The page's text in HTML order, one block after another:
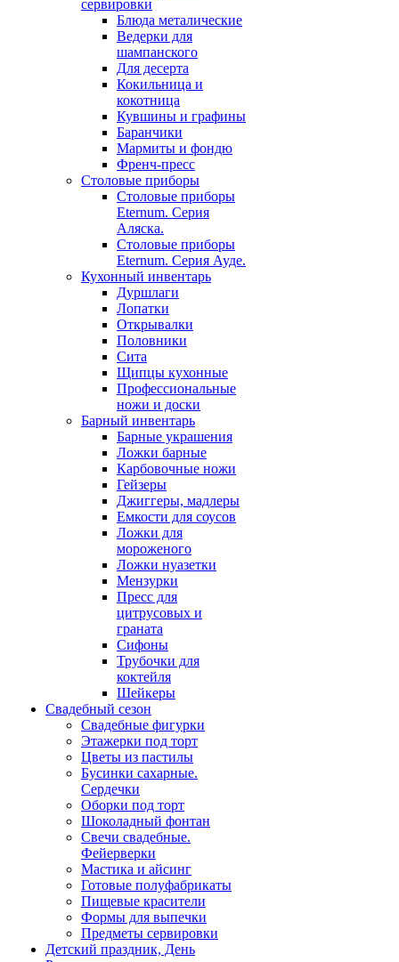
сервировки
Блюда металические
Ведерки для
шампанского
Для десерта
Кокильница и
кокотница
Кувшины и графины
Баранчики
Мармиты и фондю
Френч-пресс
Столовые приборы
Столовые приборы
Eternum. Серия
Аляска.
Столовые приборы
Eternum. Серия Ауде.
Кухонный инвентарь
Дуршлаги
Лопатки
Открывалки
Половники
Сита
Щипцы кухонные
Профессиональные
ножи и доски
Барный инвентарь
Барные украшения
Ложки барные
Карбовочные ножи
Гейзеры
Джиггеры, мадлеры
Емкости для соусов
Ложки для
мороженого
Ложки нуазетки
Мензурки
Пресс для
цитрусовых и
граната
Сифоны
Трубочки для
коктейля
Шейкеры
Свадебный сезон
Свадебные фигурки
Этажерки под торт
Цветы из пастилы
Бусинки сахарные.
Сердечки
Оборки под торт
Шоколадный фонтан
Свечи свадебные.
Фейерверки
Мастика и айсинг
Готовые полуфабрикаты
Пищевые красители
Формы для выпечки
Предметы сервировки
Детский праздник, День